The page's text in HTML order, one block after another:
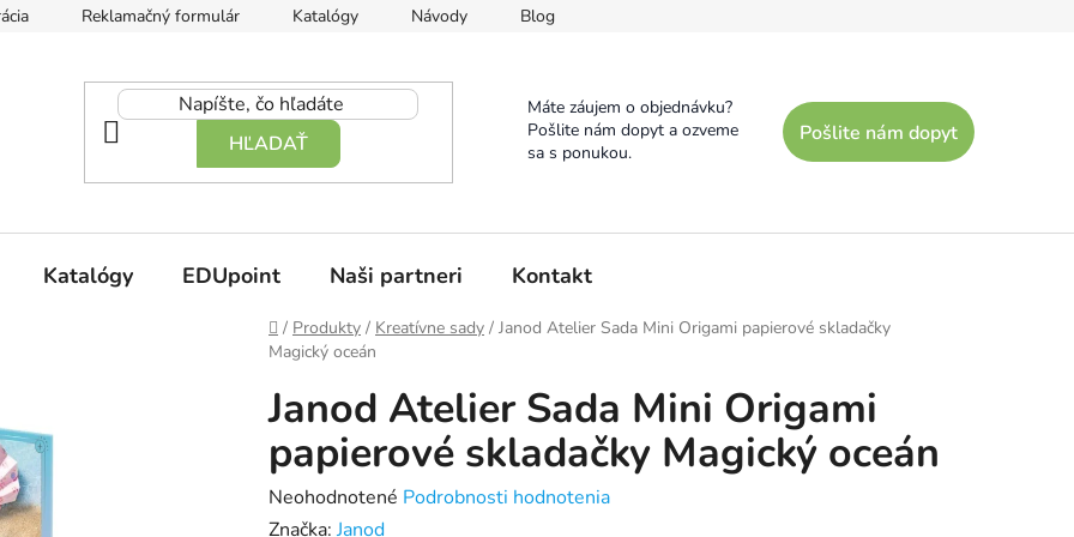
Reklamačný formulár Katalógy Návody Blog
HĽADAŤ
Máte záujem o objednávku?
Pošlite nám dopyt a ozveme
sa s ponukou.
Pošlite nám dopyt
Katalógy EDUpoint Naši partneri Kontakt
Domov
/ Produkty / Kreatívne sady / Janod Atelier Sada Mini Origami papierové skladačky
Magický oceán
Janod Atelier Sada Mini Origami
papierové skladačky Magický oceán
Priemerné
hodnotenie
Neohodnotené Podrobnosti hodnotenia
Značka: Janod